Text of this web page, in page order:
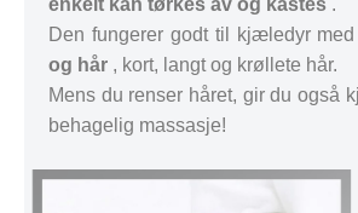
enkelt kan tørkes av og kastes .
Den fungerer godt til kjæledyr
og hår , kort, langt og krøllete hår.
Mens du renser håret, gir du også
behagelig massasje!